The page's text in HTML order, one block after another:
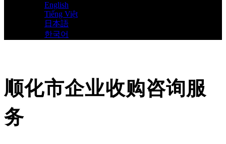
English
Tiếng Việt
日本語
한국어
顺化市企业收购咨询服
务